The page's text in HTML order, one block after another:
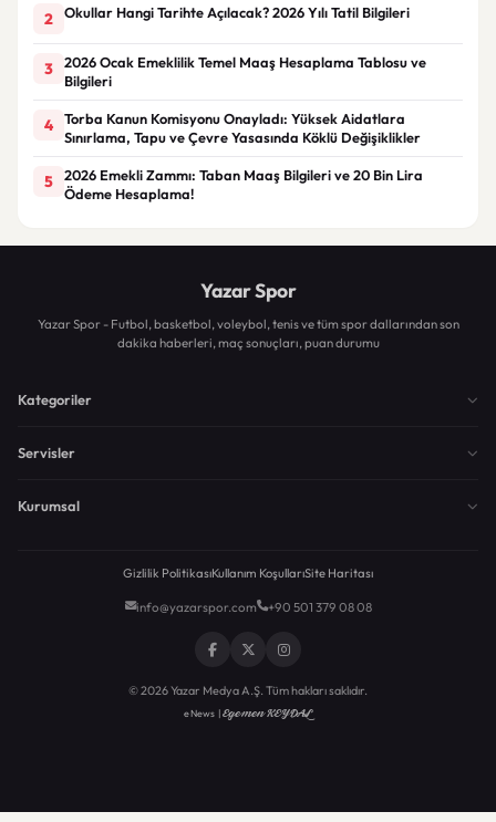
2 Okullar Hangi Tarihte Açılacak? 2026 Yılı Tatil Bilgileri
3
2026 Ocak Emeklilik Temel Maaş Hesaplama Tablosu ve
Bilgileri
4
Torba Kanun Komisyonu Onayladı: Yüksek Aidatlara
Sınırlama, Tapu ve Çevre Yasasında Köklü Değişiklikler
5
2026 Emekli Zammı: Taban Maaş Bilgileri ve 20 Bin Lira
Ödeme Hesaplama!
Yazar Spor
Yazar Spor - Futbol, basketbol, voleybol, tenis ve tüm spor dallarından son
dakika haberleri, maç sonuçları, puan durumu
Kategoriler
Servisler
Kurumsal
Gizlilik PolitikasıKullanım KoşullarıSite Haritası
info@yazarspor.com +90 501 379 08 08
© 2026 Yazar Medya A.Ş. Tüm hakları saklıdır.
eNews |Egemen KEYDAL